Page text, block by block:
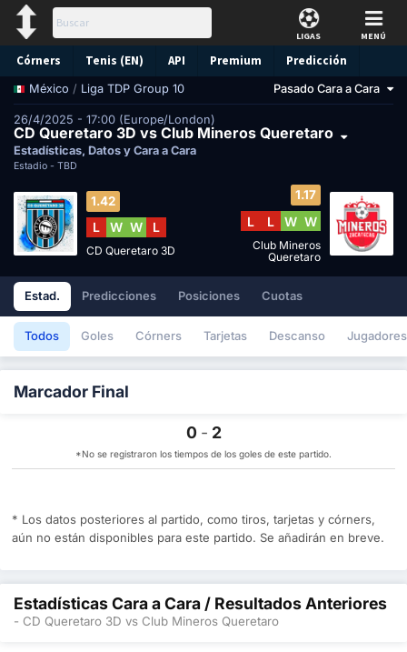
LIGAS MENÚ
Córners Tenis (EN) API Premium Predicción
México / Liga TDP Group 10 Pasado Cara a Cara
26/4/2025 - 17:00 (Europe/London)
CD Queretaro 3D vs Club Mineros Queretaro
Estadísticas, Datos y Cara a Cara
Estadio - TBD
1.42
L W W L
CD Queretaro 3D
1.17
L L W W
Club Mineros
Queretaro
Estad. Predicciones Posiciones Cuotas
Todos Goles Córners Tarjetas Descanso Jugadores
Marcador Final
0 - 2
*No se registraron los tiempos de los goles de este partido.
* Los datos posteriores al partido, como tiros, tarjetas y córners,
aún no están disponibles para este partido. Se añadirán en breve.
Estadísticas Cara a Cara / Resultados Anteriores
- CD Queretaro 3D vs Club Mineros Queretaro